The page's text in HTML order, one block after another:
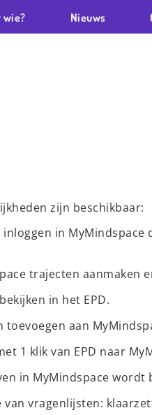
wie? Nieuws
zijn beschikbaar:
inloggen in
trajecten aanmaken
in het EPD.
toevoegen aan
1 klik van EPD naar
in MyMindspace wordt
vragenlijsten: